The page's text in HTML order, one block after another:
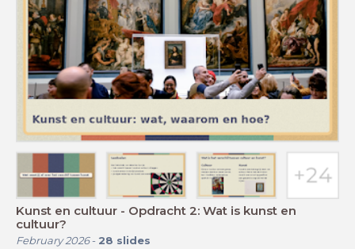
Kunst en cultuur - Opdracht 2: Wat is kunst en
cultuur?
February 2026- 28 slides